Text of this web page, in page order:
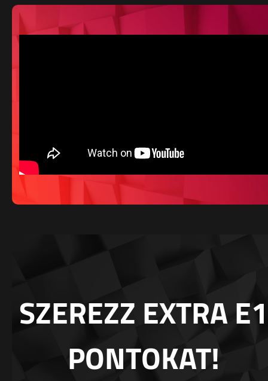
SZEREZZ EXTRA E1
PONTOKAT!